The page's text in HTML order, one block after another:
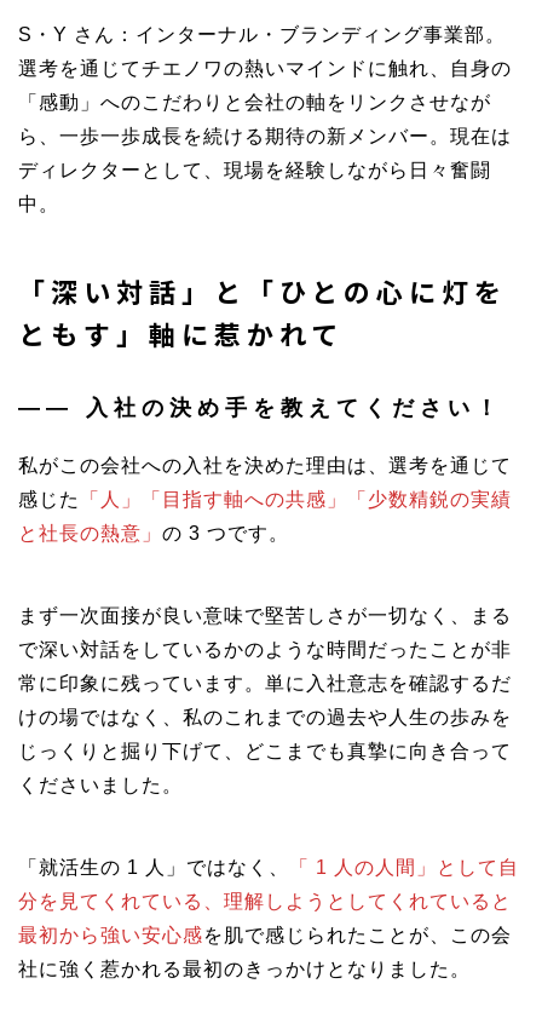
S・Y さん：インターナル・ブランディング事業部。
選考を通じてチエノワの熱いマインドに触れ、自身の
「感動」へのこだわりと会社の軸をリンクさせなが
ら、一歩一歩成長を続ける期待の新メンバー。現在は
ディレクターとして、現場を経験しながら日々奮闘
中。
「深い対話」と「ひとの心に灯を
ともす」軸に惹かれて
―― 入社の決め手を教えてください！
私がこの会社への入社を決めた理由は、選考を通じて
感じた
「人」「目指す軸への共感」「少数精鋭の実績
と社長の熱意」 の 3 つです。
まず一次面接が良い意味で堅苦しさが一切なく、まる
で深い対話をしているかのような時間だったことが非
常に印象に残っています。単に入社意志を確認するだ
けの場ではなく、私のこれまでの過去や人生の歩みを
じっくりと掘り下げて、どこまでも真摯に向き合って
くださいました。
「就活生の 1 人」ではなく、
「 1 人の人間」として自
分を見てくれている、理解しようとしてくれていると
最初から強い安心感を肌で感じられたことが、この会
社に強く惹かれる最初のきっかけとなりました。